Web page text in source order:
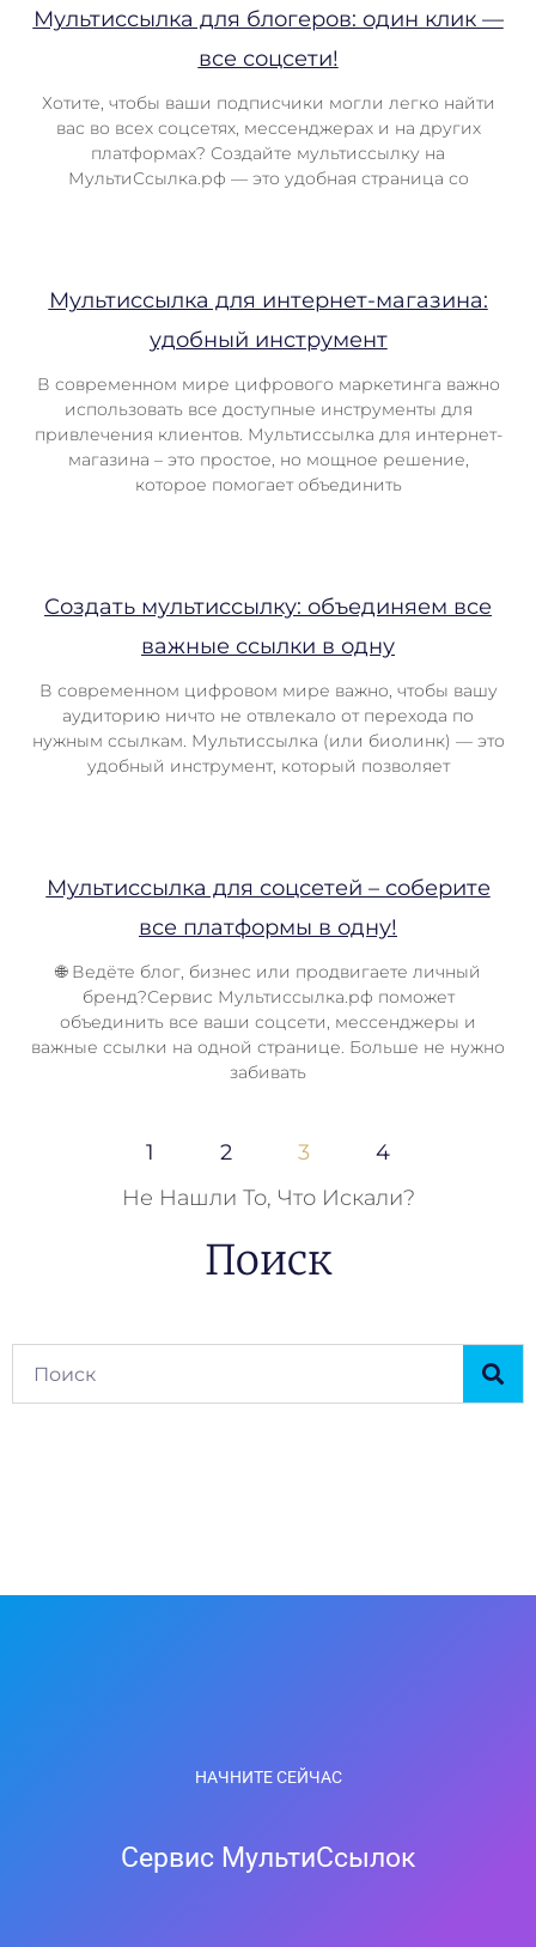
Мультиссылка для блогеров: один клик —
все соцсети!
Хотите, чтобы ваши подписчики могли легко найти
вас во всех соцсетях, мессенджерах и на других
платформах? Создайте мультиссылку на
МультиСсылка.рф — это удобная страница со
Мультиссылка для интернет-магазина:
удобный инструмент
В современном мире цифрового маркетинга важно
использовать все доступные инструменты для
привлечения клиентов. Мультиссылка для интернет-
магазина – это простое, но мощное решение,
которое помогает объединить
Создать мультиссылку: объединяем все
важные ссылки в одну
В современном цифровом мире важно, чтобы вашу
аудиторию ничто не отвлекало от перехода по
нужным ссылкам. Мультиссылка (или биолинк) — это
удобный инструмент, который позволяет
Мультиссылка для соцсетей – соберите
все платформы в одну!
🌐 Ведёте блог, бизнес или продвигаете личный
бренд?Сервис Мультиссылка.рф поможет
объединить все ваши соцсети, мессенджеры и
важные ссылки на одной странице. Больше не нужно
забивать
1 2 3
4
Не Нашли То, Что Искали?
Поиск
НАЧНИТЕ СЕЙЧАС
Сервис МультиСсылок